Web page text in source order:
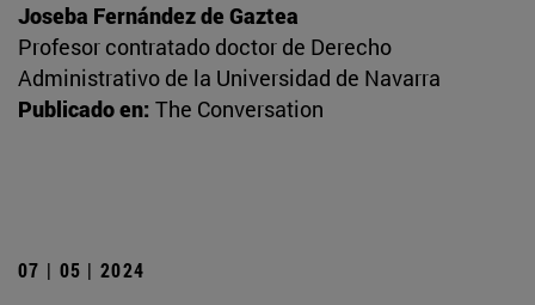
Joseba Fernández de Gaztea
Profesor contratado doctor de Derecho
Administrativo de la Universidad de Navarra
Publicado en: The Conversation
07 | 05 | 2024